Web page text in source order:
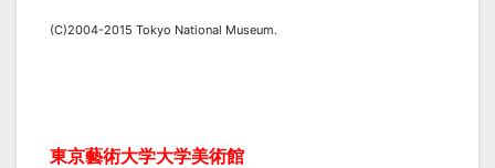
(C)2004-2015 Tokyo National Museum.
東京藝術大学大学美術館